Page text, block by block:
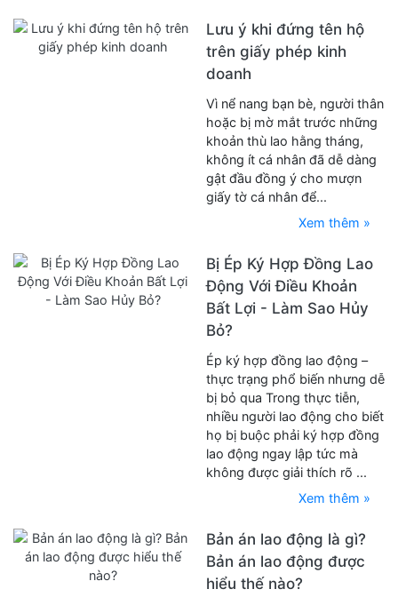
Lưu ý khi đứng tên hộ
trên giấy phép kinh
doanh
Vì nể nang bạn bè, người thân
hoặc bị mờ mắt trước những
khoản thù lao hằng tháng,
không ít cá nhân đã dễ dàng
gật đầu đồng ý cho mượn
giấy tờ cá nhân để...
Xem thêm »
Bị Ép Ký Hợp Đồng Lao
Động Với Điều Khoản
Bất Lợi - Làm Sao Hủy
Bỏ?
Ép ký hợp đồng lao động –
thực trạng phổ biến nhưng dễ
bị bỏ qua Trong thực tiễn,
nhiều người lao động cho biết
họ bị buộc phải ký hợp đồng
lao động ngay lập tức mà
không được giải thích rõ ...
Xem thêm »
Bản án lao động là gì?
Bản án lao động được
hiểu thế nào?